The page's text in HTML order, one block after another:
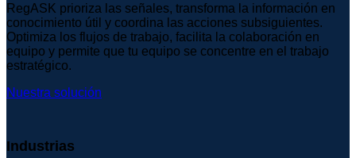
RegASK prioriza las señales, transforma la información en
conocimiento útil y coordina las acciones subsiguientes.
Optimiza los flujos de trabajo, facilita la colaboración en
equipo y permite que tu equipo se concentre en el trabajo
estratégico.
Nuestra solución
Industrias